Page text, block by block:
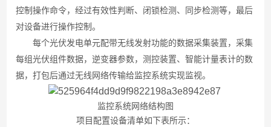
控制操作命令，经过有效性判断、闭锁检测、同步检测等，最后
对设备进行操作控制。
每个光伏发电单元配带无线发射功能的数据采集装置，采集
每组光伏组件数据，逆变器参数，测控装置、智能计量表计的数
据，打包后通过无线网络传输给监控系统实现监视。
监控系统网络结构图
项目配置设备清单如下表所示：